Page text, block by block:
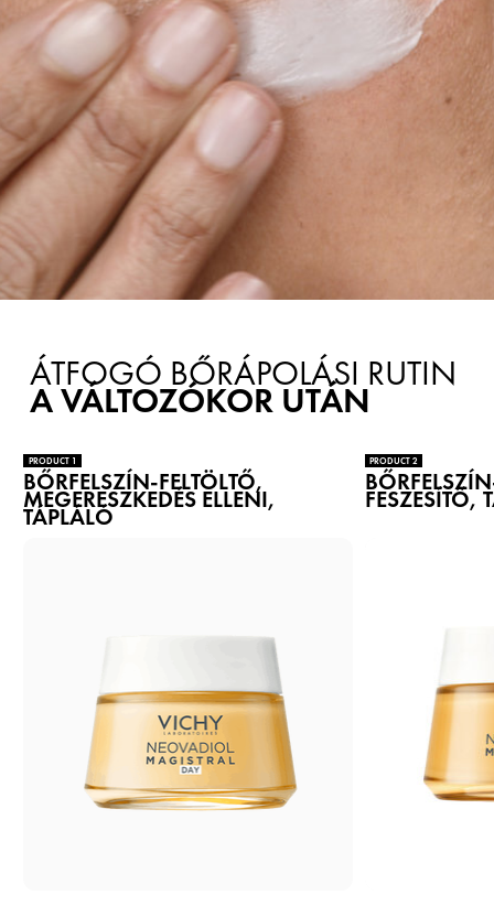
ÁTFOGÓ BŐRÁPOLÁSI RUTIN
A VÁLTOZÓKOR UTÁN
PRODUCT 1
BŐRFELSZÍN-FELTÖLTŐ,
MEGERESZKEDÉS ELLENI,
TÁPLÁLÓ
PRODUCT 2
FESZESÍTŐ,